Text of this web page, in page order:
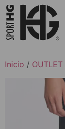
Inicio / OUTLET